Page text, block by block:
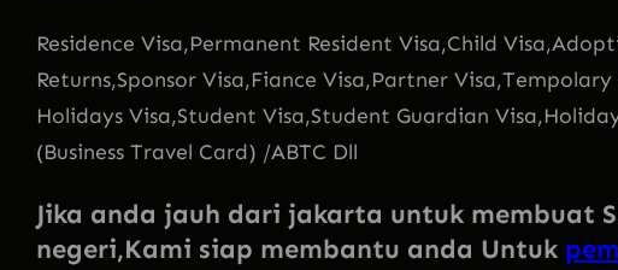
Residence Visa,Permanent Resident Visa,Child
Returns,Sponsor Visa,Fiance Visa,Partner
Holidays Visa,Student Visa,Student Guardian
(Business Travel Card) /ABTC Dll
Jika anda jauh dari jakarta untuk membuat
negeri,Kami siap membantu anda Untuk